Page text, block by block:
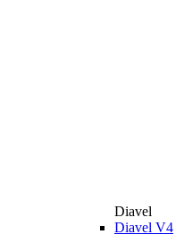
Diavel
Diavel V4